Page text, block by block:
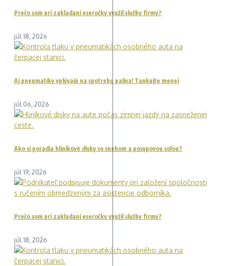
Prečo som pri zakladaní eseročky využil služby firmy?
júl 18, 2026
Aj pneumatiky vplývajú na spotrebu paliva! Tankujte menej
júl 06, 2026
Ako si poradia hliníkové disky so snehom a posypovou soľou?
júl 19, 2026
Prečo som pri zakladaní eseročky využil služby firmy?
júl 18, 2026